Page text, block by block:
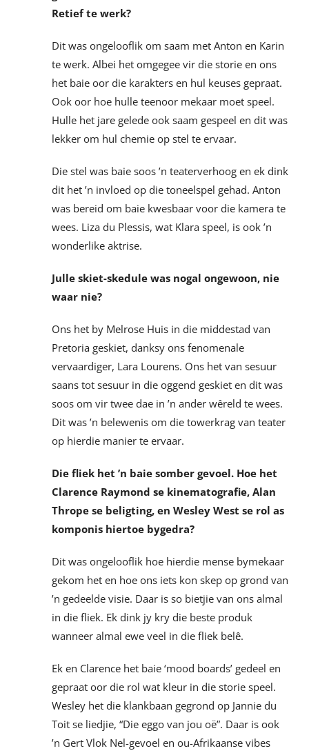
Retief te werk?
Dit was ongelooflik om saam met Anton en Karin
te werk. Albei het omgegee vir die storie en ons
het baie oor die karakters en hul keuses gepraat.
Ook oor hoe hulle teenoor mekaar moet speel.
Hulle het jare gelede ook saam gespeel en dit was
lekker om hul chemie op stel te ervaar.
Die stel was baie soos ’n teaterverhoog en ek dink
dit het ’n invloed op die toneelspel gehad. Anton
was bereid om baie kwesbaar voor die kamera te
wees. Liza du Plessis, wat Klara speel, is ook ’n
wonderlike aktrise.
Julle skiet-skedule was nogal ongewoon, nie
waar nie?
Ons het by Melrose Huis in die middestad van
Pretoria geskiet, danksy ons fenomenale
vervaardiger, Lara Lourens. Ons het van sesuur
saans tot sesuur in die oggend geskiet en dit was
soos om vir twee dae in ’n ander wêreld te wees.
Dit was ’n belewenis om die towerkrag van teater
op hierdie manier te ervaar.
Die fliek het ’n baie somber gevoel. Hoe het
Clarence Raymond se kinematografie, Alan
Thrope se beligting, en Wesley West se rol as
komponis hiertoe bygedra?
Dit was ongelooflik hoe hierdie mense bymekaar
gekom het en hoe ons iets kon skep op grond van
’n gedeelde visie. Daar is so bietjie van ons almal
in die fliek. Ek dink jy kry die beste produk
wanneer almal ewe veel in die fliek belê.
Ek en Clarence het baie ‘mood boards’ gedeel en
gepraat oor die rol wat kleur in die storie speel.
Wesley het die klankbaan gegrond op Jannie du
Toit se liedjie, “Die eggo van jou oë”. Daar is ook
’n Gert Vlok Nel-gevoel en ou-Afrikaanse vibes